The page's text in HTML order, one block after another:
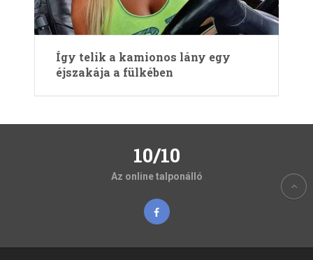
Így telik a kamionos lány egy
éjszakája a fülkében
10/10
Az online talponálló